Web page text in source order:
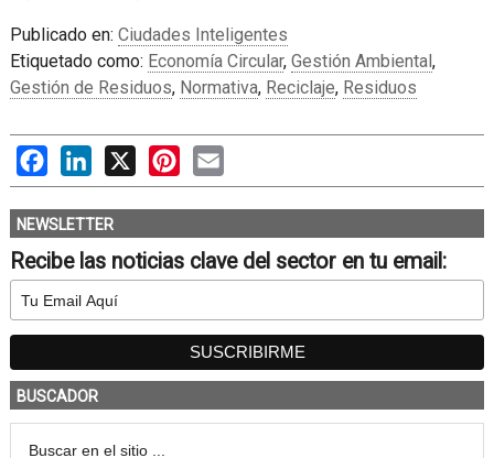
Publicado en: Ciudades Inteligentes
Etiquetado como: Economía Circular, Gestión Ambiental,
Gestión de Residuos, Normativa, Reciclaje, Residuos
FacebookLinkedIn
X PinterestEmail
NEWSLETTER
Recibe las noticias clave del sector en tu email:
BUSCADOR